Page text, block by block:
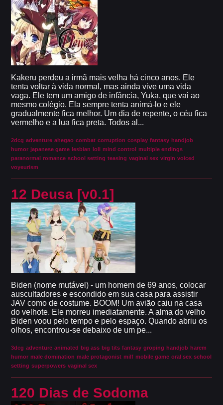
Kakeru perdeu a irmã mais velha há cinco anos. Ele
tenta voltar à vida normal, mas ainda vive uma vida
vaga. Ele tem um amigo de infância, Yuka, que vai ao
mesmo colégio. Ela sempre tenta animá-lo e ele
gradualmente fica melhor. Um dia de repente, o céu fica
vermelho e a lua fica preta. Todos al...
2dcg adventure ahegao combat corruption cosplay fantasy handjob
humor japanese game lesbian loli mind control multiple endings
paranormal romance school setting teasing vaginal sex virgin voiced
voyeurism
12 Deusa [v0.1]
Biden (nome mutável) - um homem de 69 anos, colocar
auscultadores e escondido em sua casa para assistir
JAV como de costume. BOOM! Um avião caiu na casa
do velhote. Ele morreu imediatamente. A alma do velho
Biden voou pelo tempo e pelo espaço. Quando abriu os
olhos, encontrou-se debaixo de um pe...
3dcg adventure animated big ass big tits fantasy groping handjob harem
humor male domination male protagonist milf mobile game oral sex school
setting superpowers vaginal sex
120 Dias de Sodoma